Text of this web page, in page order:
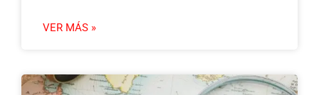
VER MÁS »